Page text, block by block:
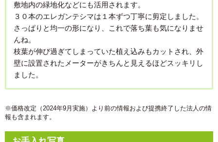
敷地内の緑地化などにも活用されます。
３０本のエレガンテシマは１本ずつ丁寧に剪定しました。
さっぱりと均一の形になり、これで落ち葉も気になりませ
んね。
枝葉が伸び過ぎてしまっていた植え込みもカットされ、外
壁に設置されたメーターがきちんと見えるほどスッキリし
ました。
※価格改定（2024年9月実施）より前の情報および提携終了した法人の情
報も含まれます。